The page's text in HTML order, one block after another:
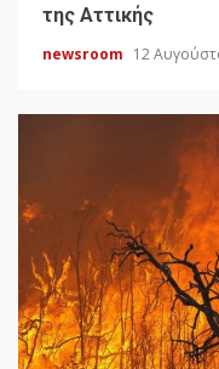
της Αττικής
newsroom 12